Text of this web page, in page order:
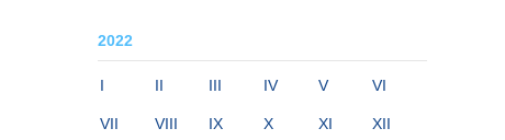
2022
I II III IV V VI
VII VIII IX X XI XII